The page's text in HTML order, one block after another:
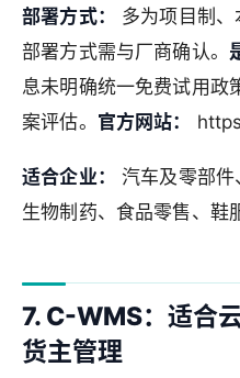
部署方式：
多为项目制
部署方式需与厂商确认。
息未明确统一免费试用政
案评估。 官方网站：
适合企业：
汽车及零部件
生物制药、食品零售、鞋
7. C-WMS：适合
货主管理